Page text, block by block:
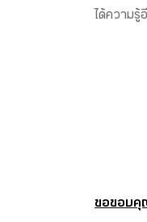
ได้ความรู้
ขอขอบคุ